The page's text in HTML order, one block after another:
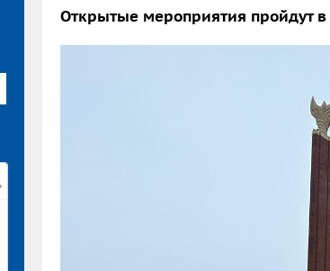
Открытые мероприятия пройдут